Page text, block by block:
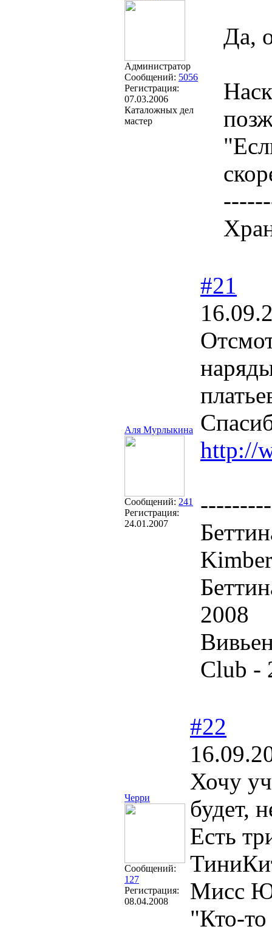
Администратор
Сообщений: 5056
Регистрация:
07.03.2006
Каталожных дел
мастер
Да,
Аля Мурлыкина
Сообщений: 241
Регистрация:
24.01.2007
#21
http://
2008
Club -
Черри
Сообщений:
127
Регистрация:
08.04.2008
#22
Хочу
будет,
Есть
Мисс
"Кто-